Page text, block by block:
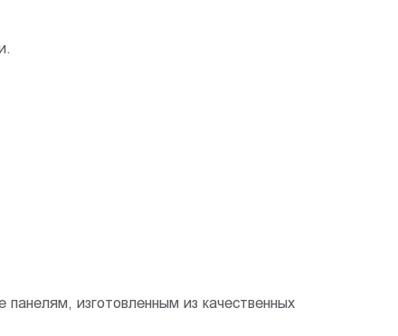
изготовленным из качественных